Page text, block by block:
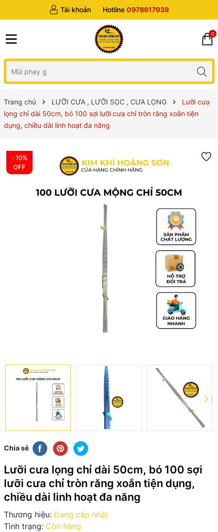
Tài khoản Hotline 0978617939
0
Trang chủ LƯỠI CƯA , LƯỠI SỌC , CƯA LỌNG
Lưỡi cưa
lọng chỉ dài 50cm, bó 100 sợi lưỡi cưa chỉ tròn răng xoắn tiện
dụng, chiều dài linh hoạt đa năng
- 10%
OFF
Chia sẻ
Lưỡi cưa lọng chỉ dài 50cm, bó 100 sợi
lưỡi cưa chỉ tròn răng xoắn tiện dụng,
chiều dài linh hoạt đa năng
Thương hiệu: Đang cập nhật
Tình trạng: Còn hàng